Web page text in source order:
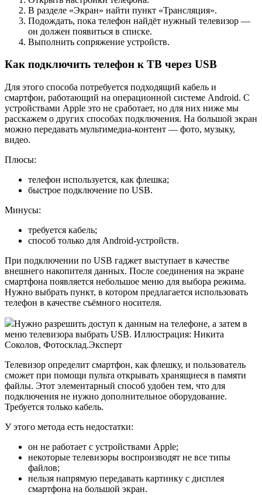
В разделе «Экран» найти пункт «Трансляция».
Подождать, пока телефон найдёт нужный телевизор —
он должен появиться в списке.
Выполнить сопряжение устройств.
Как подключить телефон к ТВ через USB
Для этого способа потребуется подходящий кабель и
смартфон, работающий на операционной системе Android. С
устройствами Apple это не сработает, но для них ниже мы
расскажем о других способах подключения. На большой экран
можно передавать мультимедиа-контент — фото, музыку,
видео.
Плюсы:
телефон используется, как флешка;
быстрое подключение по USB.
Минусы:
требуется кабель;
способ только для Android-устройств.
При подключении по USB гаджет выступает в качестве
внешнего накопителя данных. После соединения на экране
смартфона появляется небольшое меню для выбора режима.
Нужно выбрать пункт, в котором предлагается использовать
телефон в качестве съёмного носителя.
Нужно разрешить доступ к данным на телефоне, а затем в
меню телевизора выбрать USB. Иллюстрация: Никита
Соколов, Фотосклад.Эксперт
Телевизор определит смартфон, как флешку, и пользователь
сможет при помощи пульта открывать хранящиеся в памяти
файлы. Этот элементарный способ удобен тем, что для
подключения не нужно дополнительное оборудование.
Требуется только кабель.
У этого метода есть недостатки:
он не работает с устройствами Apple;
некоторые телевизоры воспроизводят не все типы
файлов;
нельзя напрямую передавать картинку с дисплея
смартфона на большой экран.